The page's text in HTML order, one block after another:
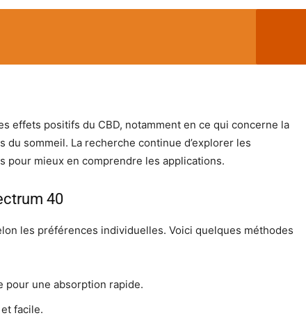
effets positifs du CBD, notamment en ce qui concerne la
sommeil. La recherche continue d’explorer les
pour mieux en comprendre les applications.
40
les préférences individuelles. Voici quelques méthodes
pour une absorption rapide.
facile.